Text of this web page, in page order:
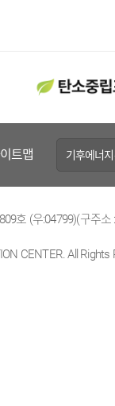
트맵 기후에너
호 (우:04799)(구주
CENTER. All Rights